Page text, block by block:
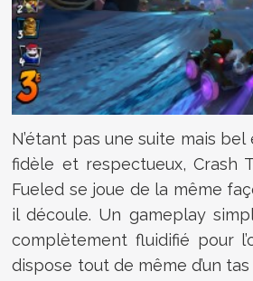
N’étant pas une suite mais
fidèle et respectueux, Crash
Fueled se joue de la même
il découle. Un gameplay
complètement fluidifié pour
dispose tout de même d’un